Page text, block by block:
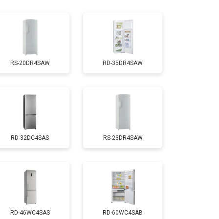
Заказать
2550 ₽ Заказать
Заказать
4750 ₽ Заказать
3650 ₽ Заказать
2550 ₽
RS-20DR4SAW RD-35DR4SAW
RD-32DC4SAS RS-23DR4SAW
RD-46WC4SAS RD-60WC4SAB